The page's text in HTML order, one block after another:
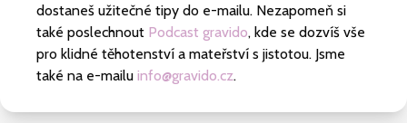
dostaneš užitečné tipy do e-mailu. Nezapomeň si
také poslechnout Podcast gravido, kde se dozvíš vše
pro klidné těhotenství a mateřství s jistotou. Jsme
také na e-mailu info@gravido.cz.